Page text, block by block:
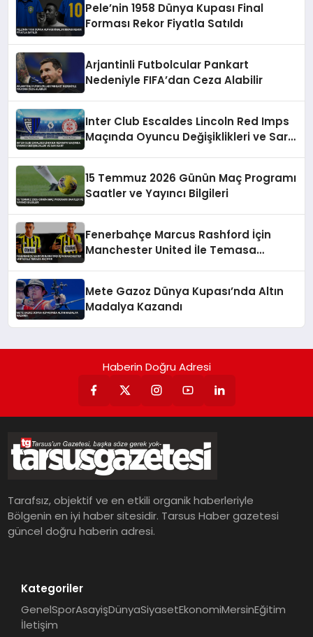
Pele’nin 1958 Dünya Kupası Final
Forması Rekor Fiyatla Satıldı
Arjantinli Futbolcular Pankart
Nedeniyle FIFA’dan Ceza Alabilir
Inter Club Escaldes Lincoln Red Imps
Maçında Oyuncu Değişiklikleri ve Sarı
15 Temmuz 2026 Günün Maç Programı
Saatler ve Yayıncı Bilgileri
Fenerbahçe Marcus Rashford İçin
Manchester United İle Temasa
Mete Gazoz Dünya Kupası’nda Altın
Madalya Kazandı
Haberin Doğru Adresi
Tarafsız, objektif ve en etkili organik haberleriyle
Bölgenin en iyi haber sitesidir. Tarsus Haber gazetesi
güncel doğru haberin adresi.
Kategoriler
GenelSporAsayişDünyaSiyasetEkonomiMersinEğitim
İletişim